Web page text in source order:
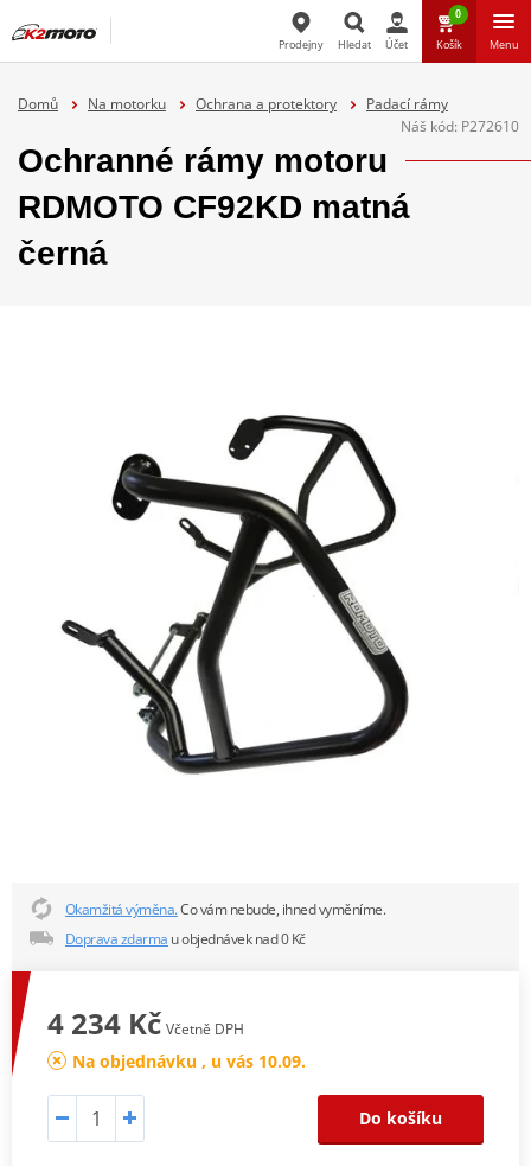
Hledat
Prodejny Hledat Účet
0
Košík Menu
Domů Na motorku Ochrana a protektory
Padací rámy
Náš kód: P272610
Ochranné rámy motoru
RDMOTO CF92KD matná
černá
Okamžitá výměna.Co vám nebude, ihned vyměníme.
Doprava zdarma u objednávek nad 0 Kč
4 234 Kč Včetně DPH
Na objednávku , u vás 10.09.
Do košíku